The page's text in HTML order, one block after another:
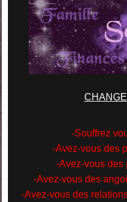
-Souffrez
-Avez-vous des
-Avez-vous des
-Avez-vous des
-Avez-vous des